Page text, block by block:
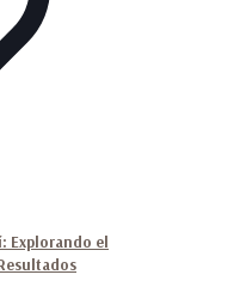
Explorando el